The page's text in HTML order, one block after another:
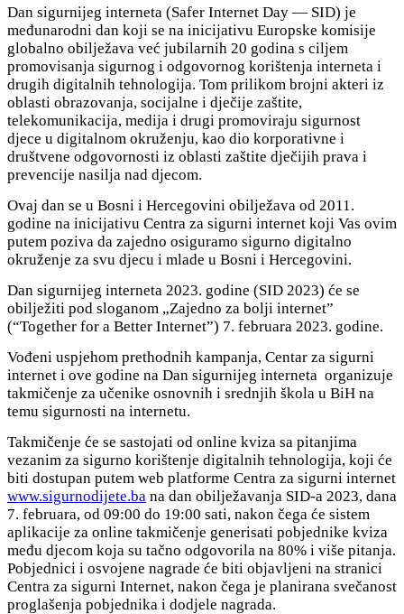
Dan sigurnijeg interneta (Safer Internet Day — SID) je
međunarodni dan koji se na inicijativu Europske komisije
globalno obilježava već jubilarnih 20 godina s ciljem
promovisanja sigurnog i odgovornog korištenja interneta i
drugih digitalnih tehnologija. Tom prilikom brojni akteri iz
oblasti obrazovanja, socijalne i dječije zaštite,
telekomunikacija, medija i drugi promoviraju sigurnost
djece u digitalnom okruženju, kao dio korporativne i
društvene odgovornosti iz oblasti zaštite dječijih prava i
prevencije nasilja nad djecom.
Ovaj dan se u Bosni i Hercegovini obilježava od 2011.
godine na inicijativu Centra za sigurni internet koji Vas ovim
putem poziva da zajedno osiguramo sigurno digitalno
okruženje za svu djecu i mlade u Bosni i Hercegovini.
Dan sigurnijeg interneta 2023. godine (SID 2023) će se
obilježiti pod sloganom „Zajedno za bolji internet”
(“Together for a Better Internet”) 7. februara 2023. godine.
Vođeni uspjehom prethodnih kampanja, Centar za sigurni
internet i ove godine na Dan sigurnijeg interneta organizuje
takmičenje za učenike osnovnih i srednjih škola u BiH na
temu sigurnosti na internetu.
Takmičenje će se sastojati od online kviza sa pitanjima
vezanim za sigurno korištenje digitalnih tehnologija, koji će
biti dostupan putem web platforme Centra za sigurni internet
www.sigurnodijete.ba na dan obilježavanja SID-a 2023, dana
7. februara, od 09:00 do 19:00 sati, nakon čega će sistem
aplikacije za online takmičenje generisati pobjednike kviza
među djecom koja su tačno odgovorila na 80% i više pitanja.
Pobjednici i osvojene nagrade će biti objavljeni na stranici
Centra za sigurni Internet, nakon čega je planirana svečanost
proglašenja pobjednika i dodjele nagrada.